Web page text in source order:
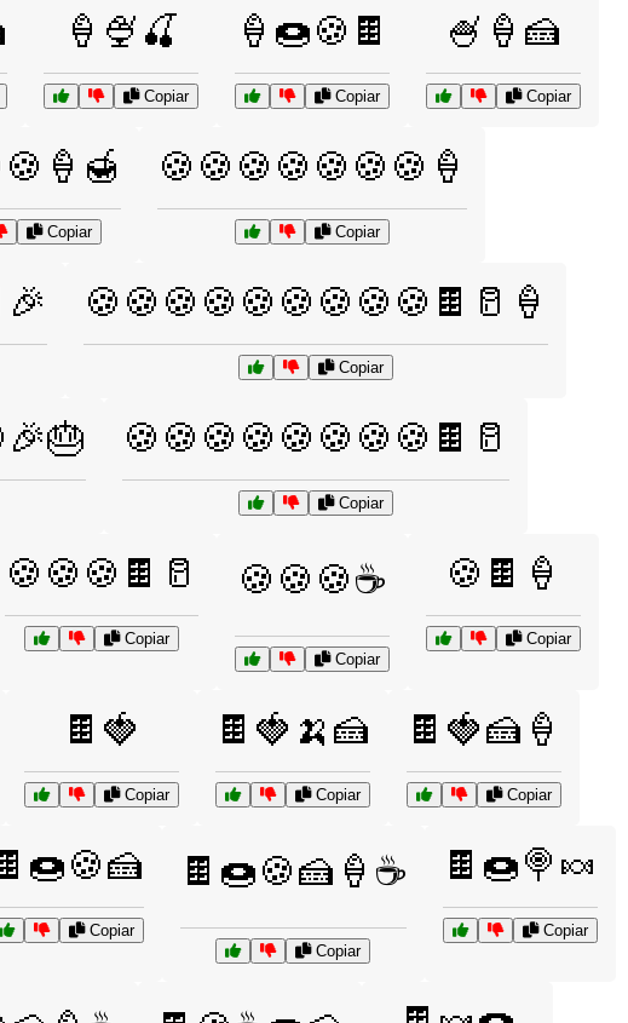
🍦🍨🍒
Copiar
🍦🍩🍪🍫
Copiar
🍧🍦🍰
Copiar
Copiar
🍪🍪🍪🍪🍪🍪🍪🍦
Copiar
🍪🍪🍪🍪🍪🍪🍪🍪🍪🍫🥛🍦
Copiar
🍪🍪🍪🍪🍪🍪🍪🍪🍫🥛
Copiar
🍪🍪🍪🍫🥛
Copiar
🍪🍪🍪☕
Copiar
🍪🍫🍦
Copiar
🍫🍓
Copiar
🍫🍓🍌🍰
Copiar
🍫🍓🍰🍦
Copiar
🍫🍩🍪🍰
Copiar
🍫🍩🍪🍰🍦☕
Copiar
🍫🍩🍭🍬
Copiar